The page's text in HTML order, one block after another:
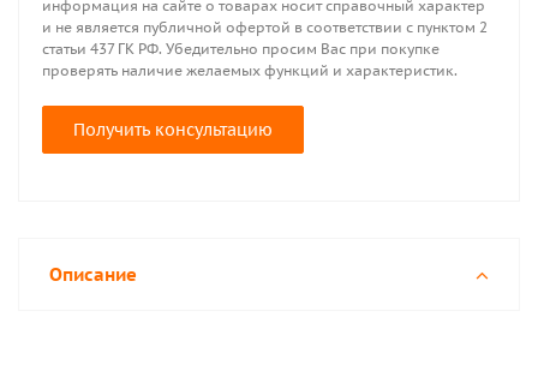
информация на сайте о товарах носит справочный характер
и не является публичной офертой в соответствии с пунктом 2
статьи 437 ГК РФ. Убедительно просим Вас при покупке
проверять наличие желаемых функций и характеристик.
Получить консультацию
Описание